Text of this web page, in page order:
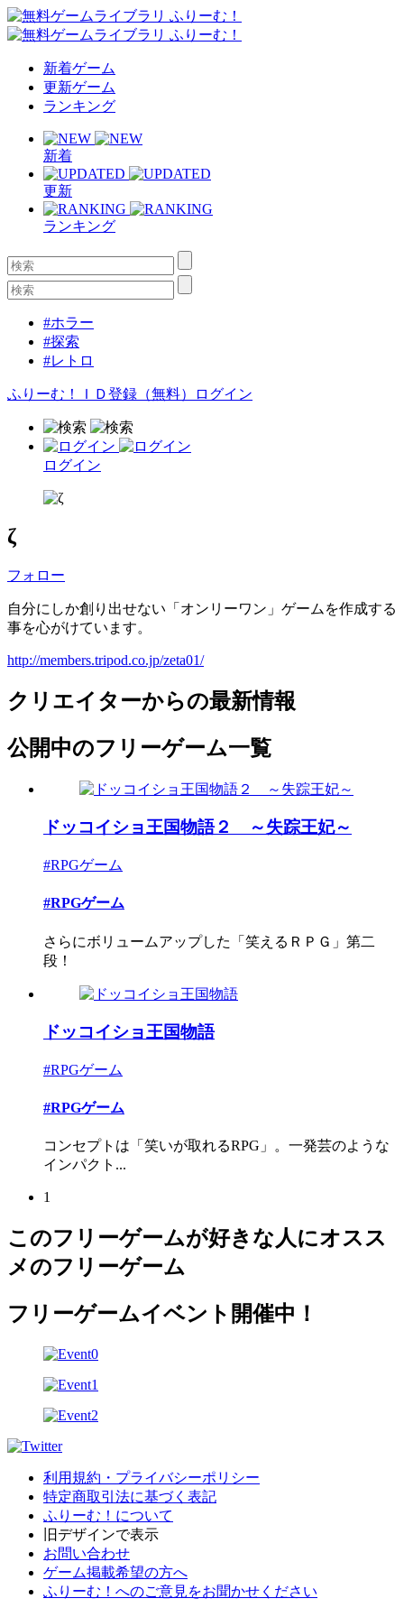
新着ゲーム
更新ゲーム
ランキング
新着
更新
ランキング
#ホラー
#探索
#レトロ
ふりーむ！ＩＤ登録（無料） ログイン
ログイン
ζ
フォロー
自分にしか創り出せない「オンリーワン」ゲームを作成する
事を心がけています。
http://members.tripod.co.jp/zeta01/
クリエイターからの最新情報
公開中のフリーゲーム一覧
ドッコイショ王国物語２ ～失踪王妃～
#RPGゲーム
#RPGゲーム
さらにボリュームアップした「笑えるＲＰＧ」第二
段！
ドッコイショ王国物語
#RPGゲーム
#RPGゲーム
コンセプトは「笑いが取れるRPG」。一発芸のような
インパクト...
1
このフリーゲームが好きな人にオスス
メのフリーゲーム
フリーゲームイベント開催中！
利用規約・プライバシーポリシー
特定商取引法に基づく表記
ふりーむ！について
旧デザインで表示
お問い合わせ
ゲーム掲載希望の方へ
ふりーむ！へのご意見をお聞かせください